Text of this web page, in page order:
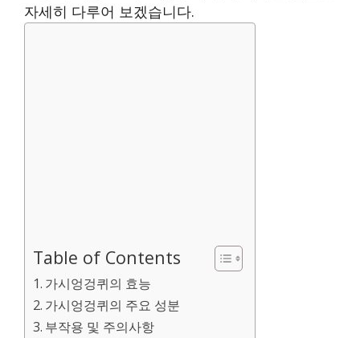
자세히 다루어 보겠습니다.
Table of Contents
가시엉겅퀴의 효능
가시엉겅퀴의 주요 성분
부작용 및 주의사항